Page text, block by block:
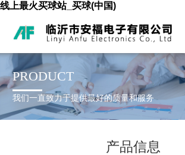
线上最火买球站_买球(中国)
PRODUCT
我们一直致力于提供最好的质量和服务
产品信息